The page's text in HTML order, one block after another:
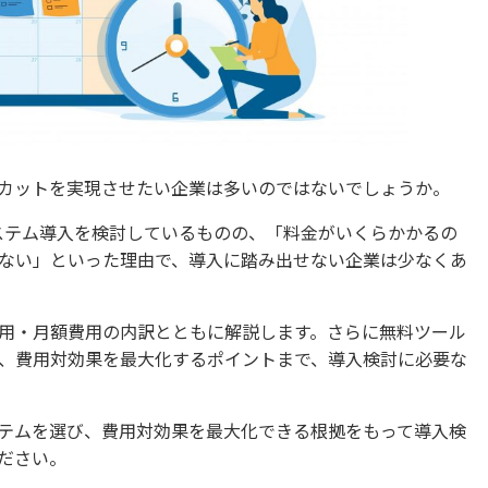
トを実現させたい企業は多いのではないでしょうか。
ム導入を検討しているものの、「料金がいくらかかるの
」といった理由で、導入に踏み出せない企業は少なくあ
月額費用の内訳とともに解説します。さらに無料ツール
用対効果を最大化するポイントまで、導入検討に必要な
を選び、費用対効果を最大化できる根拠をもって導入検
い。